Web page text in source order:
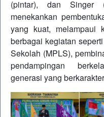
(pintar), dan Singer
menekankan
yang kuat, melampaui
berbagai kegiatan
Sekolah (MPLS),
pendampingan
generasi yang